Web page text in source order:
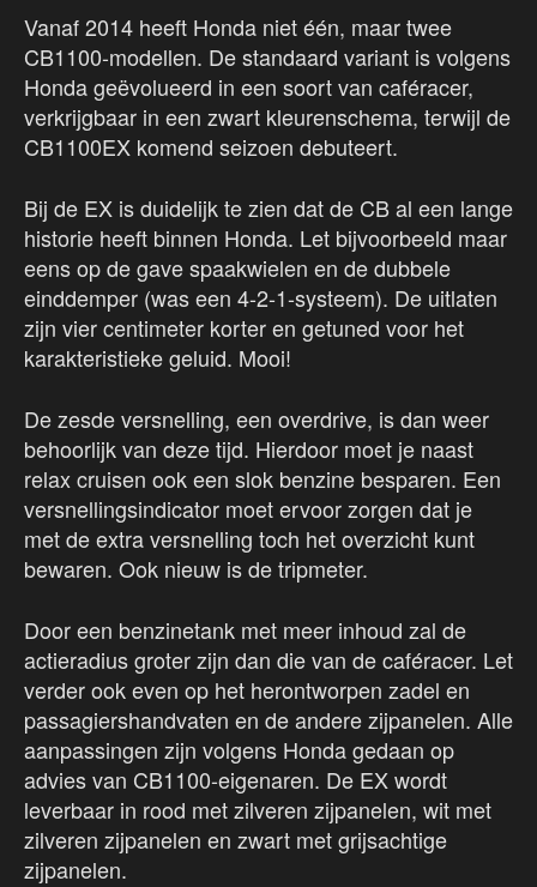
Vanaf 2014 heeft Honda niet één, maar twee
CB1100-modellen. De standaard variant is volgens
Honda geëvolueerd in een soort van caféracer,
verkrijgbaar in een zwart kleurenschema, terwijl de
CB1100EX komend seizoen debuteert.
Bij de EX is duidelijk te zien dat de CB al een lange
historie heeft binnen Honda. Let bijvoorbeeld maar
eens op de gave spaakwielen en de dubbele
einddemper (was een 4-2-1-systeem). De uitlaten
zijn vier centimeter korter en getuned voor het
karakteristieke geluid. Mooi!
De zesde versnelling, een overdrive, is dan weer
behoorlijk van deze tijd. Hierdoor moet je naast
relax cruisen ook een slok benzine besparen. Een
versnellingsindicator moet ervoor zorgen dat je
met de extra versnelling toch het overzicht kunt
bewaren. Ook nieuw is de tripmeter.
Door een benzinetank met meer inhoud zal de
actieradius groter zijn dan die van de caféracer. Let
verder ook even op het herontworpen zadel en
passagiershandvaten en de andere zijpanelen. Alle
aanpassingen zijn volgens Honda gedaan op
advies van CB1100-eigenaren. De EX wordt
leverbaar in rood met zilveren zijpanelen, wit met
zilveren zijpanelen en zwart met grijsachtige
zijpanelen.